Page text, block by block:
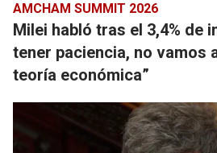
AMCHAM SUMMIT 2026
Milei habló tras el 3,4% de
tener paciencia, no vamos
teoría económica”